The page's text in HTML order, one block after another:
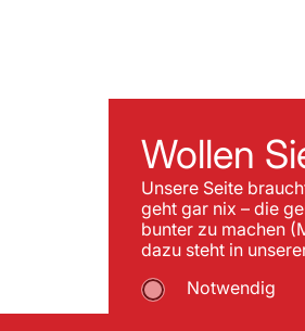
Wollen
Unsere Seite
geht gar nix – die
bunter zu machen
dazu steht in
Notwendig